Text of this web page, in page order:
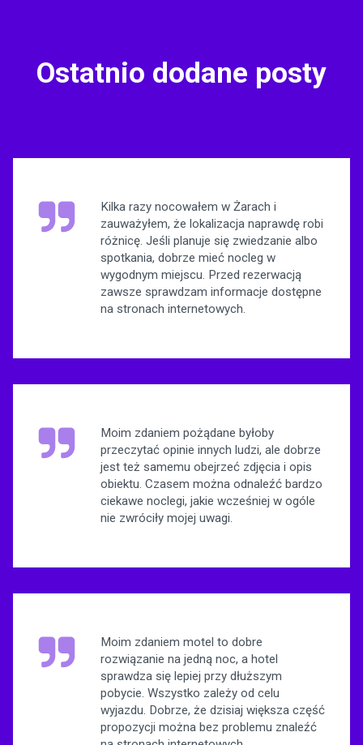
Ostatnio dodane posty
Kilka razy nocowałem w Żarach i
zauważyłem, że lokalizacja naprawdę robi
różnicę. Jeśli planuje się zwiedzanie albo
spotkania, dobrze mieć nocleg w
wygodnym miejscu. Przed rezerwacją
zawsze sprawdzam informacje dostępne
na stronach internetowych.
Moim zdaniem pożądane byłoby
przeczytać opinie innych ludzi, ale dobrze
jest też samemu obejrzeć zdjęcia i opis
obiektu. Czasem można odnaleźć bardzo
ciekawe noclegi, jakie wcześniej w ogóle
nie zwróciły mojej uwagi.
Moim zdaniem motel to dobre
rozwiązanie na jedną noc, a hotel
sprawdza się lepiej przy dłuższym
pobycie. Wszystko zależy od celu
wyjazdu. Dobrze, że dzisiaj większa część
propozycji można bez problemu znaleźć